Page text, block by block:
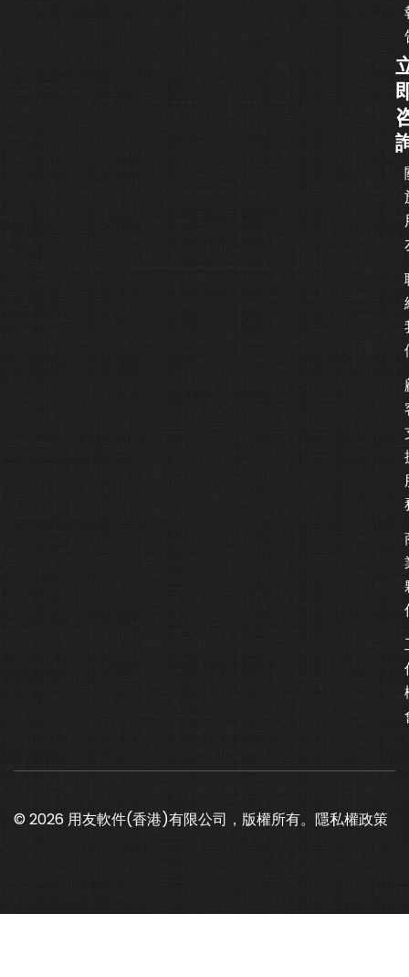
© 2026 用友軟件(香港)有限公司，版權所有。 隱私權政策